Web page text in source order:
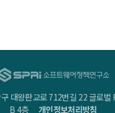
대왕판교로 712번길 22 글로벌
B 4층개인정보처리방침